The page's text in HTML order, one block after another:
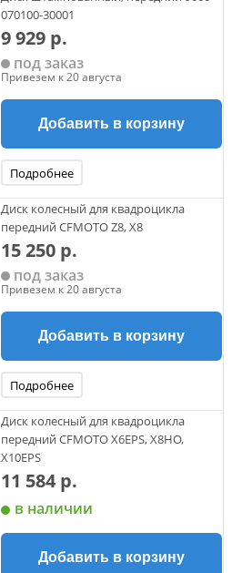
070100-30001
9 929 р.
под заказ
Привезем к 20 августа
Добавить в корзину
Подробнее
Диск колесный для квадроцикла
передний CFMOTO Z8, X8
15 250 р.
под заказ
Привезем к 20 августа
Добавить в корзину
Подробнее
Диск колесный для квадроцикла
передний CFMOTO X6EPS, X8HO,
X10EPS
11 584 р.
в наличии
Добавить в корзину